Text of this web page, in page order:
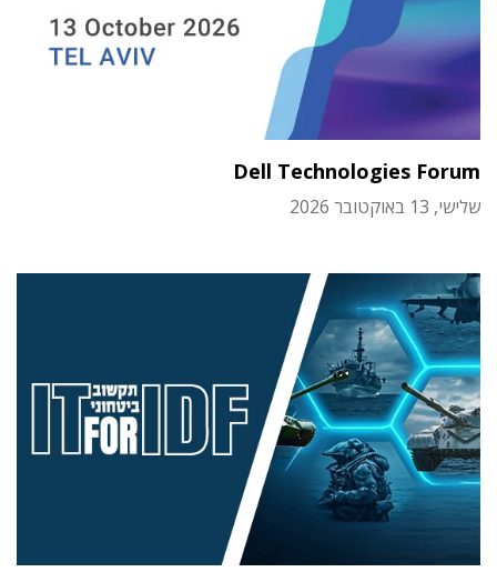
Dell Technologies Forum
שלישי, 13 באוקטובר 2026